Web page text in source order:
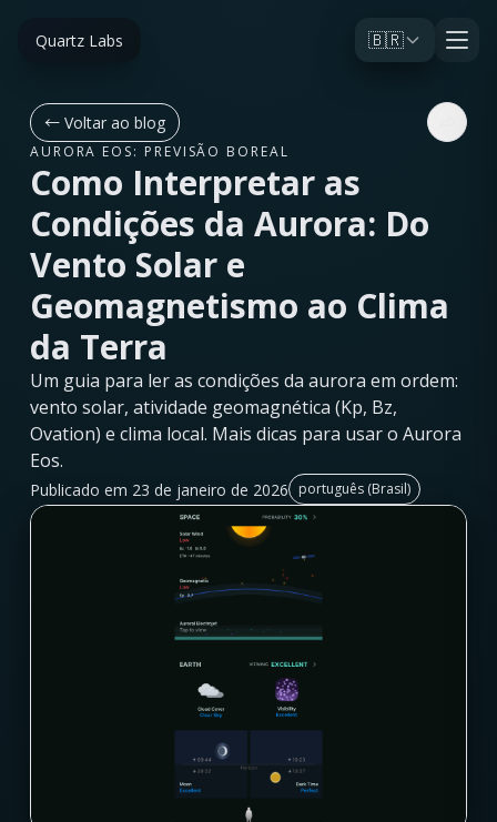
Quartz Labs 🇧🇷
← Voltar ao blog
AURORA EOS: PREVISÃO BOREAL
Como Interpretar as
Condições da Aurora: Do
Vento Solar e
Geomagnetismo ao Clima
da Terra
Um guia para ler as condições da aurora em ordem:
vento solar, atividade geomagnética (Kp, Bz,
Ovation) e clima local. Mais dicas para usar o Aurora
Eos.
Publicado em 23 de janeiro de 2026 português (Brasil)